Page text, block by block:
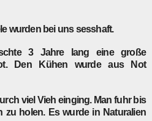
wurden bei uns sesshaft.
3 Jahre lang eine große
Den Kühen wurde aus Not
viel Vieh einging. Man fuhr bis
zu holen. Es wurde in Naturalien